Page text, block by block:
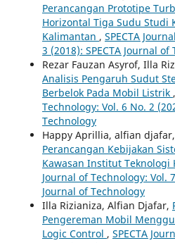
Perancangan Prototipe
Horizontal Tiga Sudu Studi
Kalimantan , SPECTA
3 (2018): SPECTA Journal
Rezar Fauzan Asyrof, Illa
Analisis Pengaruh Sudut
Berbelok Pada Mobil Listrik ,
Technology: Vol. 6 No. 2
Technology
Happy Aprillia, alfian
Perancangan Kebijakan
Kawasan Institut Teknologi
Journal of Technology: Vol.
Journal of Technology
Illa Rizianiza, Alfian Djafar,
Pengereman Mobil
Logic Control , SPECTA